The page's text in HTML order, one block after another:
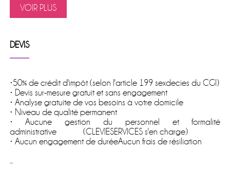
VOIR PLUS
DEVIS
•50% de crédit d'impôt (selon l'article 199 sexdecies du CGI)
• Devis sur-mesure gratuit et sans engagement
• Analyse gratuite de vos besoins à votre domicile
• Niveau de qualité permanent
• Aucune gestion du personnel et formalité
administrative (CLEVIESERVICES s'en charge)
• Aucun engagement de duréeAucun frais de résiliation